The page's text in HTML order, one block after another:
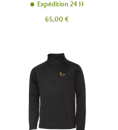
Expédition 24 H
Prix
65,00 €